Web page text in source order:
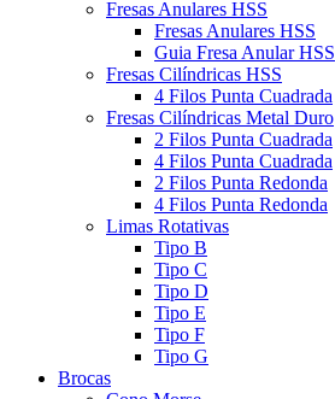
Fresas Anulares HSS
Fresas Anulares HSS
Guia Fresa Anular HSS
Fresas Cilíndricas HSS
4 Filos Punta Cuadrada
Fresas Cilíndricas Metal Duro
2 Filos Punta Cuadrada
4 Filos Punta Cuadrada
2 Filos Punta Redonda
4 Filos Punta Redonda
Limas Rotativas
Tipo B
Tipo C
Tipo D
Tipo E
Tipo F
Tipo G
Brocas